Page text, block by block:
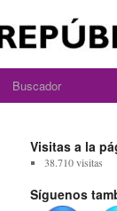
Buscador
Visitas a la
38.710 visitas
Síguenos